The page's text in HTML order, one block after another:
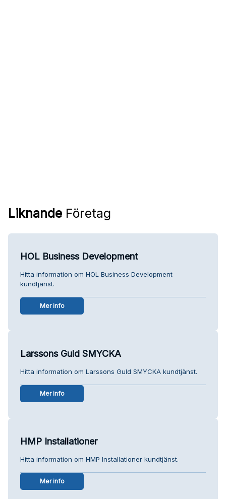
Liknande Företag
HOL Business Development
Hitta information om HOL Business Development
kundtjänst.
Mer info
Larssons Guld SMYCKA
Hitta information om Larssons Guld SMYCKA kundtjänst.
Mer info
HMP Installationer
Hitta information om HMP Installationer kundtjänst.
Mer info